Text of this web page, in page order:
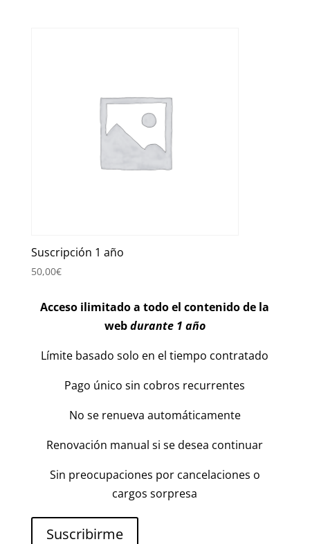
Suscripción 1 año
50,00€
Acceso ilimitado a todo el contenido de la
webdurante 1 año
Límite basado solo en el tiempo contratado
Pago único sin cobros recurrentes
No se renueva automáticamente
Renovación manual si se desea continuar
Sin preocupaciones por cancelaciones o
cargos sorpresa
Suscribirme